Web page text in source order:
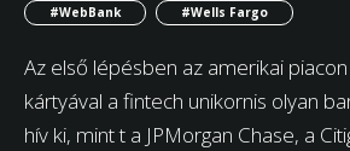
#WebBank
#Wells Fargo
Az első lépésben az amerikai
kártyával a fintech unikornis olyan
hív ki, mint t a JPMorgan Chase, a